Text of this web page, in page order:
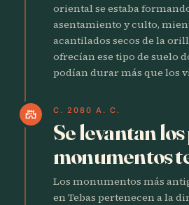
oriental se estaba
asentamiento y culto,
acantilados secos de la
ofrecían ese tipo de suelo
podían durar más que los
castle C. 2080 A. C.
Se levantan
monumentos
Los monumentos más
en Tebas pertenecen a la